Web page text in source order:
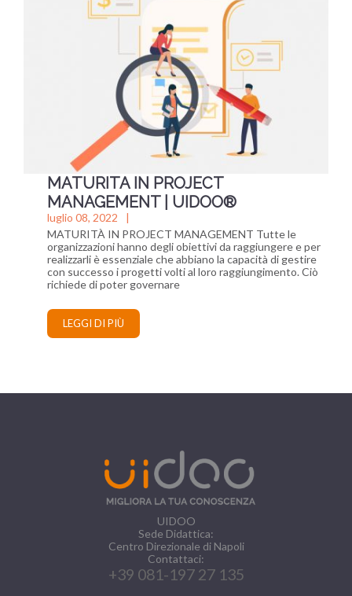
MATURITA IN PROJECT
MANAGEMENT| UIDOO®
luglio 08, 2022
MATURITÀ IN PROJECT MANAGEMENT Tutte le
organizzazioni hanno degli obiettivi da raggiungere e per
realizzarli è essenziale che abbiano la capacità di gestire
con successo i progetti volti al loro raggiungimento. Ciò
richiede di poter governare
LEGGI DI PIÙ
UIDOO
Sede Didattica:
Centro Direzionale di Napoli
Contattaci:
+39 081-197 27 135